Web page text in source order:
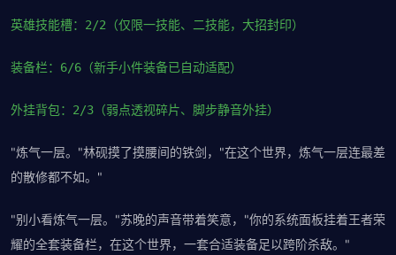
英雄技能槽：2/2（仅限一技能、二技能，大招封印）
装备栏：6/6（新手小件装备已自动适配）
外挂背包：2/3（弱点透视碎片、脚步静音外挂）
"炼气一层。"林砚摸了摸腰间的铁剑，"在这个世界，炼气一层连最差
的散修都不如。"
"别小看炼气一层。"苏晚的声音带着笑意，"你的系统面板挂着王者荣
耀的全套装备栏，在这个世界，一套合适装备足以跨阶杀敌。"